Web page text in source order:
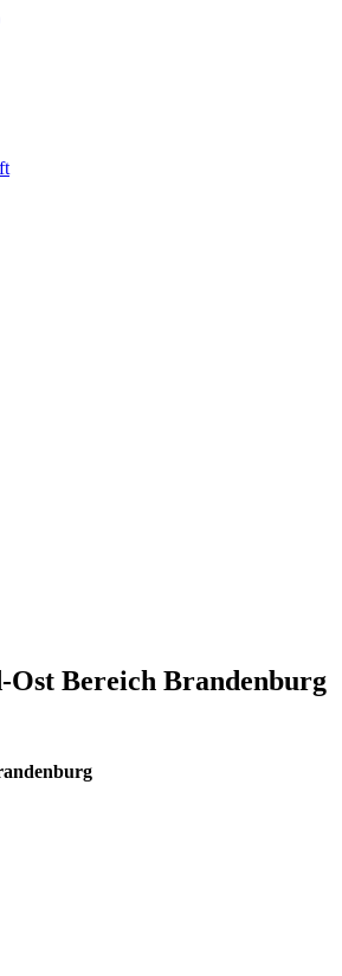
Bereich Brandenburg